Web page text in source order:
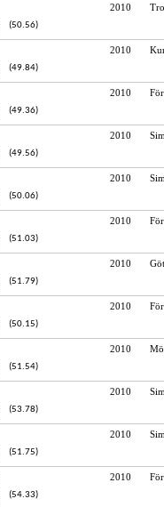
2010
(50.56)
2010
(49.84)
2010
(49.36)
2010
(49.56)
2010
(50.06)
2010
(51.03)
2010
(51.79)
2010
(50.15)
2010
(51.54)
2010
(53.78)
2010
(51.75)
2010
(54.33)